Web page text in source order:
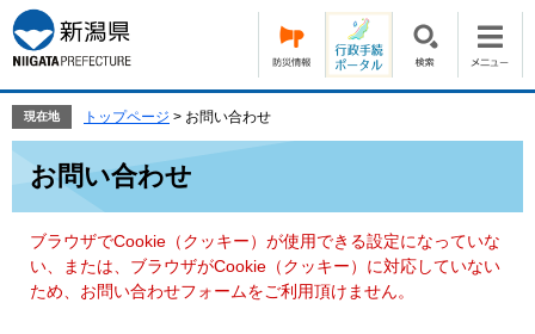
ー
ジ
の
頭
す。
ニ
ュ
ー
飛
て
現在地 トップページ > お問い合わせ
お問い合わせ
ブラウザでCookie（クッキー）が使用できる設定になっていな
い、または、ブラウザがCookie（クッキー）に対応していない
ため、お問い合わせフォームをご利用頂けません。